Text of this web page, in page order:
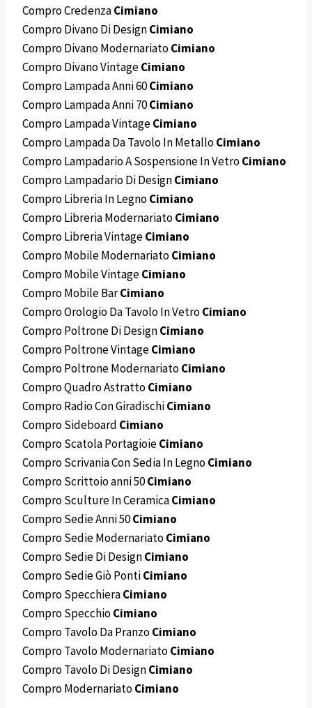
Compro CredenzaCimiano
Compro Divano Di DesignCimiano
Compro Divano ModernariatoCimiano
Compro Divano VintageCimiano
Compro Lampada Anni 60Cimiano
Compro Lampada Anni 70Cimiano
Compro Lampada VintageCimiano
Compro Lampada Da Tavolo In MetalloCimiano
Compro Lampadario A Sospensione In VetroCimiano
Compro Lampadario Di DesignCimiano
Compro Libreria In LegnoCimiano
Compro Libreria ModernariatoCimiano
Compro Libreria VintageCimiano
Compro Mobile ModernariatoCimiano
Compro Mobile VintageCimiano
Compro Mobile BarCimiano
Compro Orologio Da Tavolo In VetroCimiano
Compro Poltrone Di DesignCimiano
Compro Poltrone VintageCimiano
Compro Poltrone ModernariatoCimiano
Compro Quadro AstrattoCimiano
Compro Radio Con GiradischiCimiano
Compro Sideboard Cimiano
Compro Scatola PortagioieCimiano
Compro Scrivania Con Sedia In LegnoCimiano
Compro Scrittoio anni 50Cimiano
Compro Sculture In CeramicaCimiano
Compro Sedie Anni 50Cimiano
Compro Sedie ModernariatoCimiano
Compro Sedie Di DesignCimiano
Compro Sedie Giò PontiCimiano
Compro SpecchieraCimiano
Compro SpecchioCimiano
Compro Tavolo Da PranzoCimiano
Compro Tavolo ModernariatoCimiano
Compro Tavolo Di DesignCimiano
Compro ModernariatoCimiano